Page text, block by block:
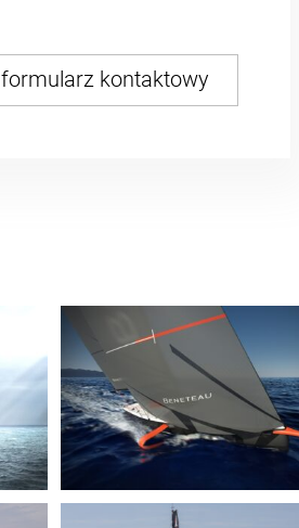
formularz kontaktowy